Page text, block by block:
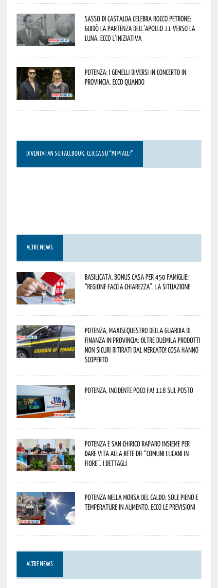
Sasso di Castalda celebra Rocco Petrone:
guidò la partenza dell’Apollo 11 verso la
Luna. Ecco l’iniziativa
Potenza: i Gemelli DiVersi in concerto in
provincia. Ecco quando
DIVENTA FAN SU FACEBOOK, CLICCA SU “MI PIACE!”
ALTRE NEWS
Basilicata, Bonus casa per 450 famiglie:
“Regione faccia chiarezza”. La situazione
Potenza, maxisequestro della Guardia di
Finanza in provincia: oltre duemila prodotti
non sicuri ritirati dal mercato! Cosa hanno
scoperto
Potenza, incidente poco fa! 118 sul posto
Potenza e San Chirico Raparo insieme per
dare vita alla rete dei “Comuni Lucani in
Fiore”. I dettagli
Potenza nella morsa del caldo: sole pieno e
temperature in aumento. Ecco le previsioni
ALTRE NEWS